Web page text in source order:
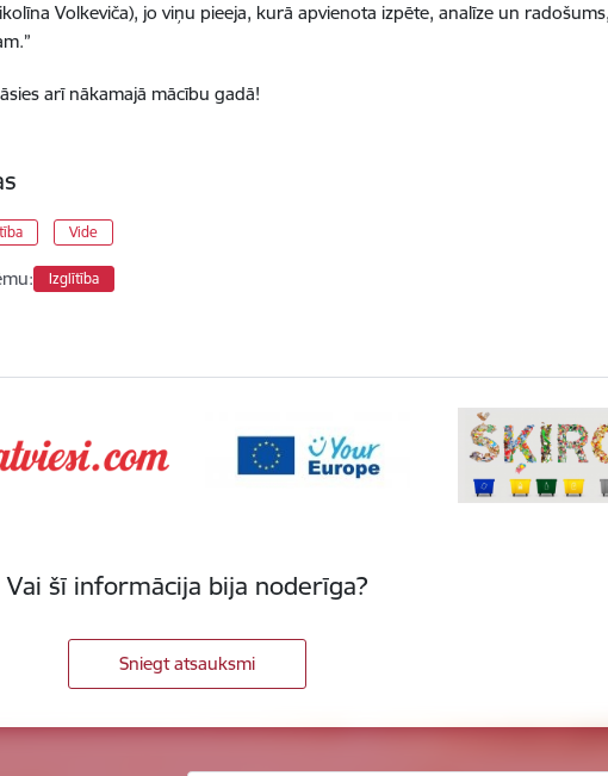
Volkeviča), jo viņu pieeja, kurā apvienota izpēte, analīze un
arī nākamajā mācību gadā!
Vide
Izglītība
Vai šī informācija bija noderīga?
Sniegt atsauksmi